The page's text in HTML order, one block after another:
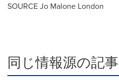
SOURCEJo Malone London
同じ情報源の記事